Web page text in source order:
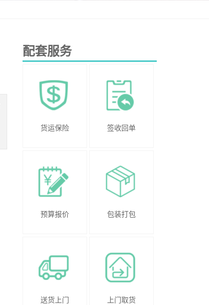
配套服务
货运保险 签收回单
预算报价 包装打包
送货上门 上门取货